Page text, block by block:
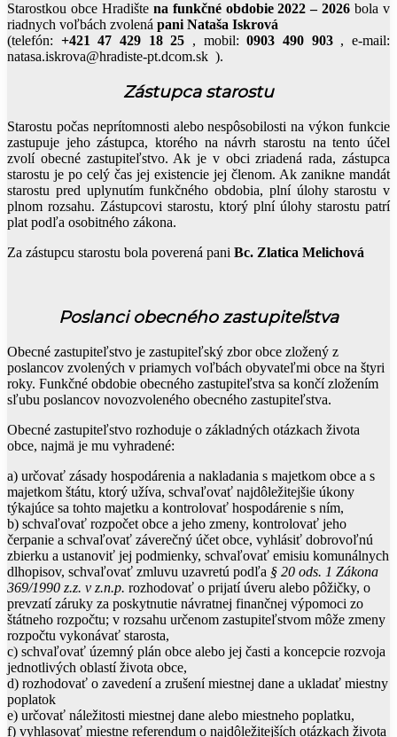
Starostkou obce Hradište na funkčné obdobie 2022 – 2026 bola v
riadnych voľbách zvolená pani Nataša Iskrová
(telefón: +421 47 429 18 25 , mobil:0903 490 903 , e-mail:
natasa.iskrova@hradiste-pt.dcom.sk ).
Zástupca starostu
Starostu počas neprítomnosti alebo nespôsobilosti na výkon funkcie
zastupuje jeho zástupca, ktorého na návrh starostu na tento účel
zvolí obecné zastupiteľstvo. Ak je v obci zriadená rada, zástupca
starostu je po celý čas jej existencie jej členom. Ak zanikne mandát
starostu pred uplynutím funkčného obdobia, plní úlohy starostu v
plnom rozsahu. Zástupcovi starostu, ktorý plní úlohy starostu patrí
plat podľa osobitného zákona.
Za zástupcu starostu bola poverená pani Bc. Zlatica Melichová
Poslanci obecného zastupiteľstva
Obecné zastupiteľstvo je zastupiteľský zbor obce zložený z
poslancov zvolených v priamych voľbách obyvateľmi obce na štyri
roky. Funkčné obdobie obecného zastupiteľstva sa končí zložením
sľubu poslancov novozvoleného obecného zastupiteľstva.
Obecné zastupiteľstvo rozhoduje o základných otázkach života
obce, najmä je mu vyhradené:
a) určovať zásady hospodárenia a nakladania s majetkom obce a s
majetkom štátu, ktorý užíva, schvaľovať najdôležitejšie úkony
týkajúce sa tohto majetku a kontrolovať hospodárenie s ním,
b) schvaľovať rozpočet obce a jeho zmeny, kontrolovať jeho
čerpanie a schvaľovať záverečný účet obce, vyhlásiť dobrovoľnú
zbierku a ustanoviť jej podmienky, schvaľovať emisiu komunálnych
dlhopisov, schvaľovať zmluvu uzavretú podľa § 20 ods. 1 Zákona
369/1990 z.z. v z.n.p. rozhodovať o prijatí úveru alebo pôžičky, o
prevzatí záruky za poskytnutie návratnej finančnej výpomoci zo
štátneho rozpočtu; v rozsahu určenom zastupiteľstvom môže zmeny
rozpočtu vykonávať starosta,
c) schvaľovať územný plán obce alebo jej časti a koncepcie rozvoja
jednotlivých oblastí života obce,
d) rozhodovať o zavedení a zrušení miestnej dane a ukladať miestny
poplatok
e) určovať náležitosti miestnej dane alebo miestneho poplatku,
f) vyhlasovať miestne referendum o najdôležitejších otázkach života